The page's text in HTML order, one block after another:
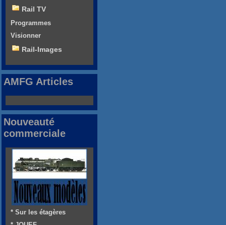
Rail TV
Programmes
Visionner
Rail-Images
AMFG Articles
Nouveauté
commerciale
* Sur les étagères